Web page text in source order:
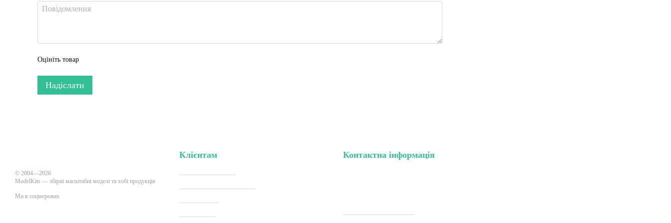
Оцініть товар
Надіслати
© 2004—2026
ModelKits — збірні масштабні моделі та хобі продукція
Ми в соцмережах
Клієнтам Контактна інформація